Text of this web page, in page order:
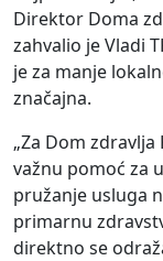
Direktor Doma
zahvalio je Vladi
je za manje
značajna.
„Za Dom
važnu pomoć za
pružanje usluga
primarnu
direktno se